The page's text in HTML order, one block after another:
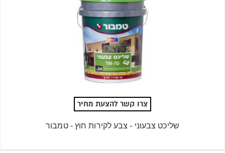
צרו קשר להצעת מחיר
שליכט צבעוני - צבע לקירות חוץ - טמבור